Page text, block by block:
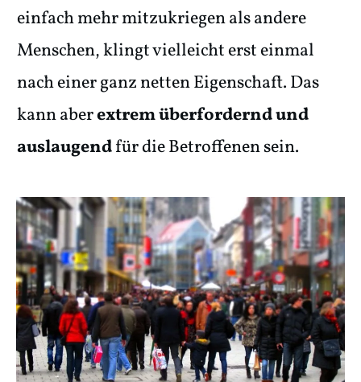
einfach mehr mitzukriegen als andere
Menschen, klingt vielleicht erst einmal
nach einer ganz netten Eigenschaft. Das
kann aberextrem überfordernd und
auslaugendfür die Betroffenen sein.